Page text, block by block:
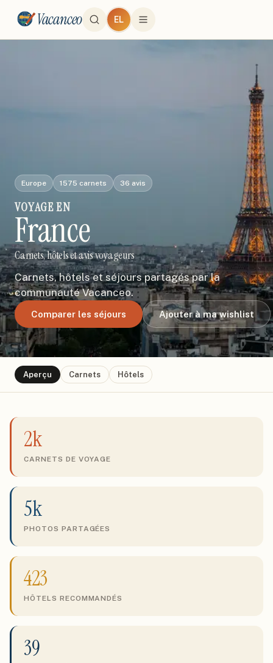
Vacanceo EL
Europe 1575 carnets 36 avis
VOYAGEEN
France
Carnets, hôtels et avis voyageurs
Carnets, hôtels et séjours partagés par la
communauté Vacanceo.
Comparer les séjours Ajouter à ma wishlist
Aperçu Carnets Hôtels
2k
CARNETS DE VOYAGE
5k
PHOTOS PARTAGÉES
423
HÔTELS RECOMMANDÉS
39